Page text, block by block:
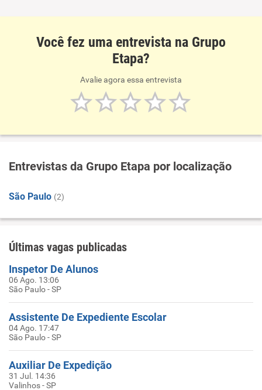
Você fez uma entrevista na Grupo
Etapa?
Avalie agora essa entrevista
Entrevistas da Grupo Etapa por localização
São Paulo (2)
Últimas vagas publicadas
Inspetor De Alunos
06 Ago. 13:06
São Paulo - SP
Assistente De Expediente Escolar
04 Ago. 17:47
São Paulo - SP
Auxiliar De Expedição
31 Jul. 14:36
Valinhos - SP